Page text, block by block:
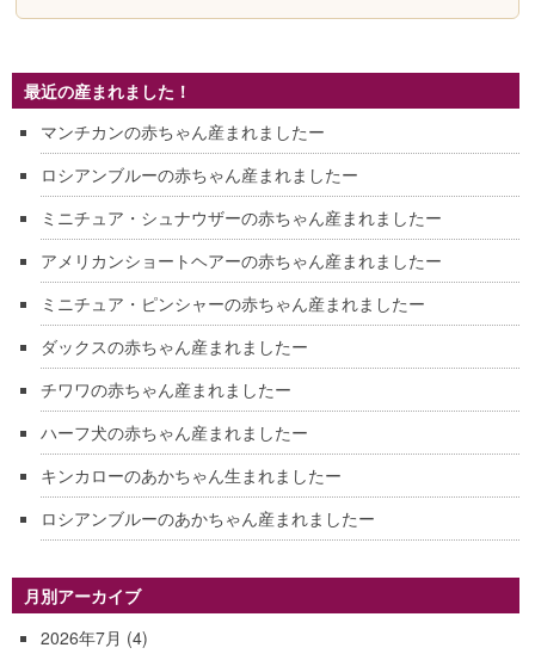
最近の産まれました！
マンチカンの赤ちゃん産まれましたー
ロシアンブルーの赤ちゃん産まれましたー
ミニチュア・シュナウザーの赤ちゃん産まれましたー
アメリカンショートヘアーの赤ちゃん産まれましたー
ミニチュア・ピンシャーの赤ちゃん産まれましたー
ダックスの赤ちゃん産まれましたー
チワワの赤ちゃん産まれましたー
ハーフ犬の赤ちゃん産まれましたー
キンカローのあかちゃん生まれましたー
ロシアンブルーのあかちゃん産まれましたー
月別アーカイブ
2026年7月 (4)